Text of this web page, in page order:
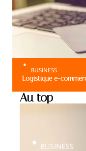
BUSINESS
Logistique e-
Au top
BUSINESS